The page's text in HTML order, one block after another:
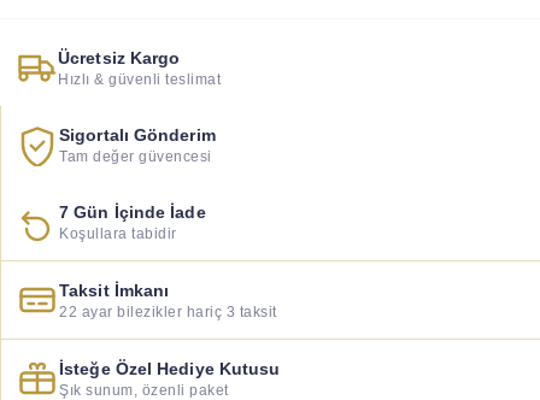
Ücretsiz Kargo
Hızlı & güvenli teslimat
Sigortalı Gönderim
Tam değer güvencesi
7 Gün İçinde İade
Koşullara tabidir
Taksit İmkanı
22 ayar bilezikler hariç 3 taksit
İsteğe Özel Hediye Kutusu
Şık sunum, özenli paket